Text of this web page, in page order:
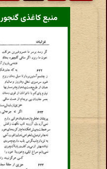
منبع کاغذی گنجور